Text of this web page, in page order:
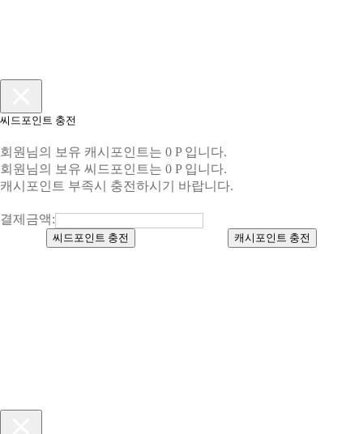
씨드포인트 충전
회원님의 보유 캐시포인트는 0 P 입니다.
회원님의 보유 씨드포인트는 0 P 입니다.
캐시포인트 부족시 충전하시기 바랍니다.
결제금액:
씨드포인트 충전 캐시포인트 충전